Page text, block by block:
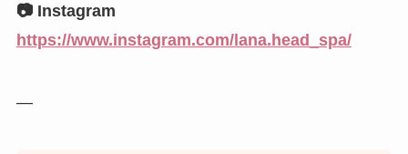
📷 Instagram
https://www.instagram.com/lana.head_spa/
—